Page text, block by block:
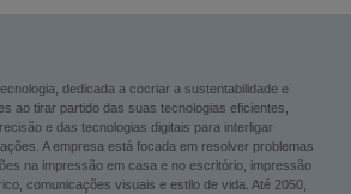
dedicada a cocriar a sustentabilidade e
ao tirar partido das suas tecnologias eficientes,
e das tecnologias digitais para interligar
A empresa está focada em resolver problemas
na impressão em casa e no escritório, impressão
comunicações visuais e estilo de vida. Até 2050,